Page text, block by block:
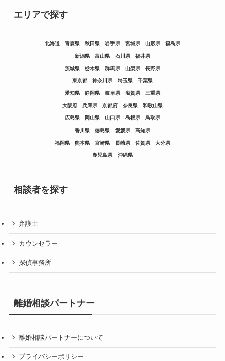
エリアで探す
北海道 青森県 秋田県 岩手県 宮城県 山形県 福島県
新潟県 富山県 石川県 福井県
茨城県 栃木県 群馬県 山梨県 長野県
東京都 神奈川県 埼玉県 千葉県
愛知県 静岡県 岐阜県 滋賀県 三重県
大阪府 兵庫県 京都府 奈良県 和歌山県
広島県 岡山県 山口県 島根県 鳥取県
香川県 徳島県 愛媛県 高知県
福岡県 熊本県 宮崎県 長崎県 佐賀県 大分県
鹿児島県 沖縄県
相談者を探す
弁護士
カウンセラー
探偵事務所
離婚相談パートナー
離婚相談パートナーについて
プライバシーポリシー